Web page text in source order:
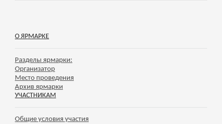
О ЯРМАРКЕ
Разделы ярмарки:
Организатор
Место проведения
Архив ярмарки
УЧАСТНИКАМ
Общие условия участия